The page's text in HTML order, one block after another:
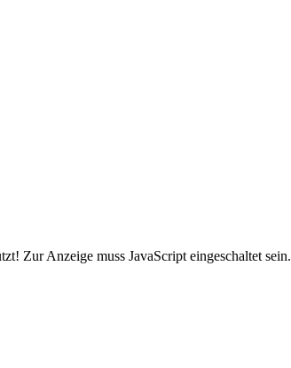
Zur Anzeige muss JavaScript eingeschaltet sein.